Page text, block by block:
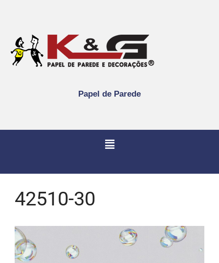
Papel de Parede
42510-30